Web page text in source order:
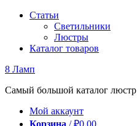
Перейти
содержимому
Статьи
Светильники
Люстры
Каталог товаров
8 Ламп
Самый большой каталог люстр
Мой аккаунт
Корзина /₽0.00